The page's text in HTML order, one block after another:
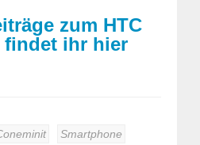
zum HTC
findet ihr hier
Smartphone